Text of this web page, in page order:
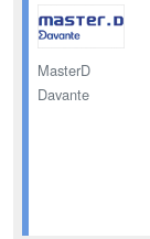
MasterD
Davante